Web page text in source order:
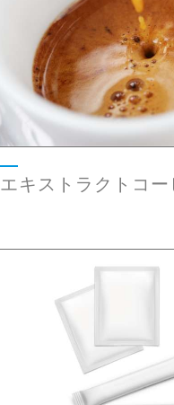
エキストラクトコー